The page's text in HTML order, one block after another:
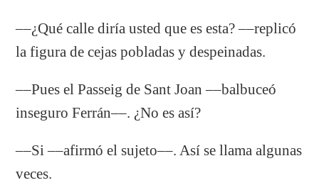
––¿Qué calle diría usted que es esta? ­––replicó
la figura de cejas pobladas y despeinadas.
––Pues el Passeig de Sant Joan ­––balbuceó
inseguro Ferrán––. ¿No es así?
––Si ­––afirmó el sujeto––. Así se llama algunas
veces.